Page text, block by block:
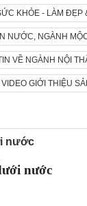
KHỎE - LÀM ĐẸP
NƯỚC, NGÀNH
VỀ NGÀNH NỘI
VIDEO GIỚI THIỆU
nước
nước